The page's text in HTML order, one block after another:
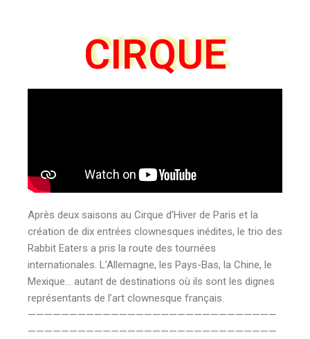
CIRQUE
Après deux saisons au Cirque d’Hiver de Paris et la
création de dix entrées clownesques inédites, le trio des
Rabbit Eaters a pris la route des tournées
internationales. L’Allemagne, les Pays-Bas, la Chine, le
Mexique… autant de destinations où ils sont les dignes
représentants de l’art clownesque français.
——————————————————————————————
——————————————————————————————